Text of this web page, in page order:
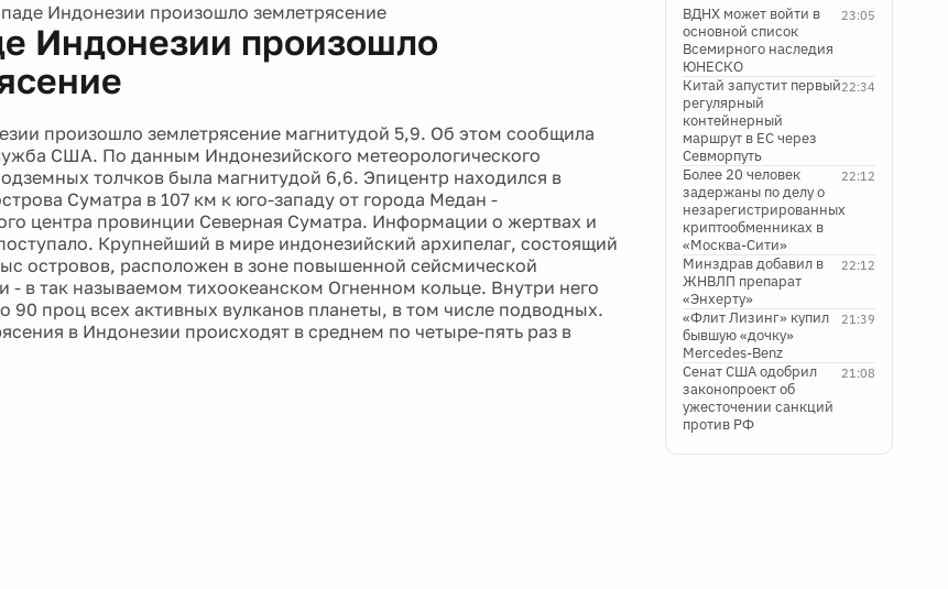
Индонезии произошло землетрясение
Индонезии произошло
произошло землетрясение магнитудой 5,9. Об этом сообщила
США. По данным Индонезийского метеорологического
толчков была магнитудой 6,6. Эпицентр находился в
Суматра в 107 км к юго-западу от города Медан -
центра провинции Северная Суматра. Информации о жертвах и
Крупнейший в мире индонезийский архипелаг, состоящий
островов, расположен в зоне повышенной сейсмической
- в так называемом тихоокеанском Огненном кольце. Внутри него
90 проц всех активных вулканов планеты, в том числе подводных.
в Индонезии происходят в среднем по четыре-пять раз в
23:05
ВДНХ может войти в
основной список
Всемирного наследия
ЮНЕСКО
22:34
Китай запустит первый
регулярный
контейнерный
маршрут в ЕС через
Севморпуть
22:12
Более 20 человек
задержаны по делу о
незарегистрированных
криптообменниках в
«Москва-Сити»
22:12
Минздрав добавил в
ЖНВЛП препарат
«Энхерту»
21:39
«Флит Лизинг» купил
бывшую «дочку»
Mercedes-Benz
21:08
Сенат США одобрил
законопроект об
ужесточении санкций
против РФ